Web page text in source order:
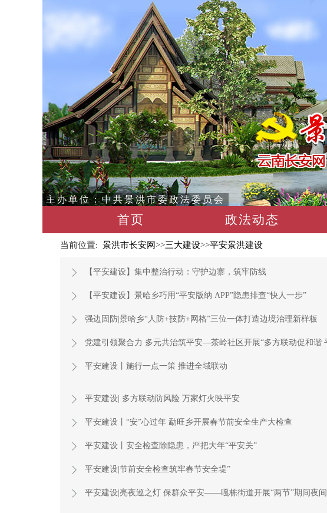
主办单位：中共景洪市委政法委员会
首页 政法动态
当前位置: 景洪市长安网>>三大建设>>平安景洪建设
【平安建设】集中整治行动：守护边寨，筑牢防线
【平安建设】景哈乡巧用“平安版纳 APP”隐患排查“快人一步”
强边固防|景哈乡“人防+技防+网格”三位一体打造边境治理新样板
党建引领聚合力 多元共治筑平安—茶岭社区开展“多方联动促和谐
平安建设丨施行一点一策 推进全域联动
平安建设| 多方联动防风险 万家灯火映平安
平安建设丨“安”心过年 勐旺乡开展春节前安全生产大检查
平安建设丨安全检查除隐患，严把大年“平安关”
平安建设|节前安全检查筑牢春节安全堤”
平安建设|亮夜巡之灯 保群众平安——嘎栋街道开展“两节”期间夜